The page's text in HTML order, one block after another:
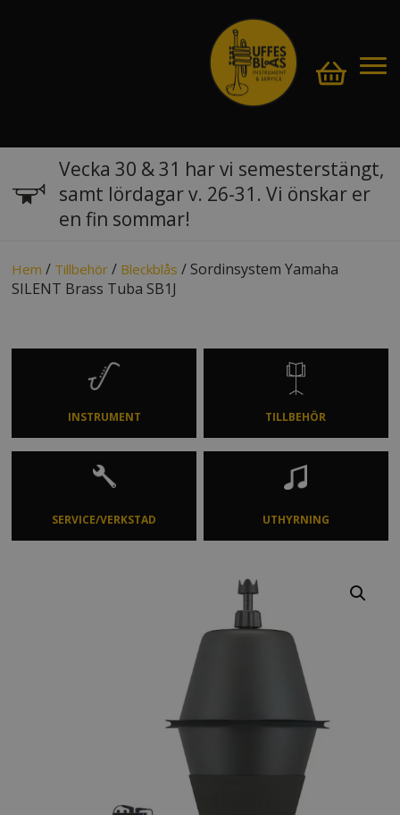
Vecka 30 & 31 har vi semesterstängt,
samt lördagar v. 26-31. Vi önskar er
en fin sommar!
Hem / Tillbehör / Bleckblås / Sordinsystem Yamaha
SILENT Brass Tuba SB1J
INSTRUMENT TILLBEHÖR
SERVICE/VERKSTAD UTHYRNING